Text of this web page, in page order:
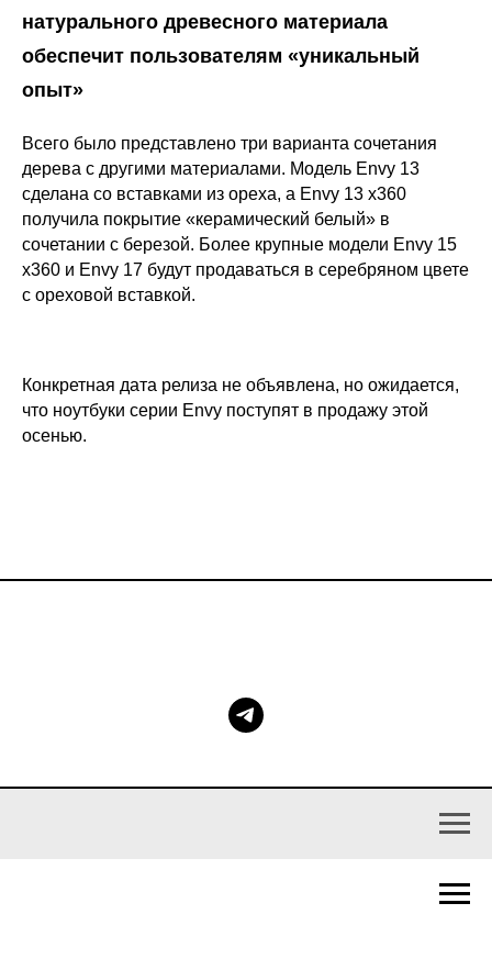
натурального древесного материала
обеспечит пользователям «уникальный
опыт»
Всего было представлено три варианта сочетания
дерева с другими материалами. Модель Envy 13
сделана со вставками из ореха, а Envy 13 x360
получила покрытие «керамический белый» в
сочетании с березой. Более крупные модели Envy 15
x360 и Envy 17 будут продаваться в серебряном цвете
с ореховой вставкой.
Конкретная дата релиза не объявлена, но ожидается,
что ноутбуки серии Envy поступят в продажу этой
осенью.